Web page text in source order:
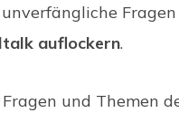
auflockern.
und Themen